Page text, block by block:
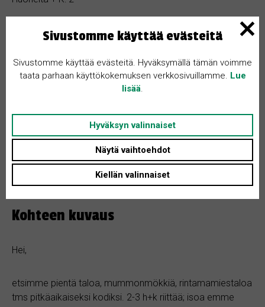
Sauna
Takka
Ulkovarasto
Kohteen kuvaus
Hei,
etsimme pientä taloa, mummonmökkiä, rintamamiestaloa
tms pitkäaikaiseksi kodiksi. 2-3 h+k riittää; isoa emme
Sivustomme käyttää evästeitä
Sivustomme käyttää evästeitä. Hyväksymällä tämän voimme
taata parhaan käyttökokemuksen verkkosivuillamme. Lue
lisää.
Hyväksyn valinnaiset
Näytä vaihtoehdot
Kiellän valinnaiset